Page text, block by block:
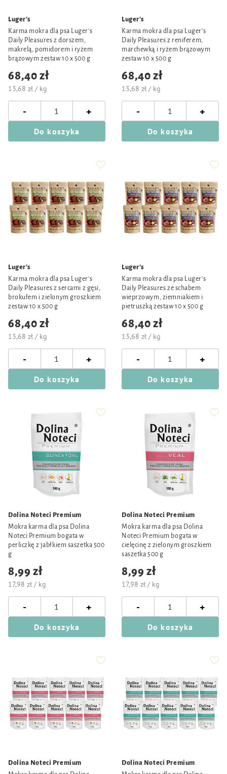
Luger's
Karma mokra dla psa Luger's
Daily Pleasures z dorszem,
makrelą, pomidorem i ryżem
brązowym zestaw 10 x 500 g
68,40 zł
13,68 zł / kg
- +
Do koszyka
Luger's
Karma mokra dla psa Luger's
Daily Pleasures z reniferem,
marchewką i ryżem brązowym
zestaw 10 x 500 g
68,40 zł
13,68 zł / kg
- +
Do koszyka
Luger's
Karma mokra dla psa Luger's
Daily Pleasures z sercami z gęsi,
brokułem i zielonym groszkiem
zestaw 10 x 500 g
68,40 zł
13,68 zł / kg
- +
Do koszyka
Luger's
Karma mokra dla psa Luger's
Daily Pleasures ze schabem
wieprzowym, ziemniakiem i
pietruszką zestaw 10 x 500 g
68,40 zł
13,68 zł / kg
- +
Do koszyka
Dolina Noteci Premium
Mokra karma dla psa Dolina
Noteci Premium bogata w
perliczkę z jabłkiem saszetka 500
g
8,99 zł
17,98 zł / kg
- +
Do koszyka
Dolina Noteci Premium
Mokra karma dla psa Dolina
Noteci Premium bogata w
cielęcinę z zielonym groszkiem
saszetka 500 g
8,99 zł
17,98 zł / kg
- +
Do koszyka
Dolina Noteci Premium
Dolina Noteci Premium